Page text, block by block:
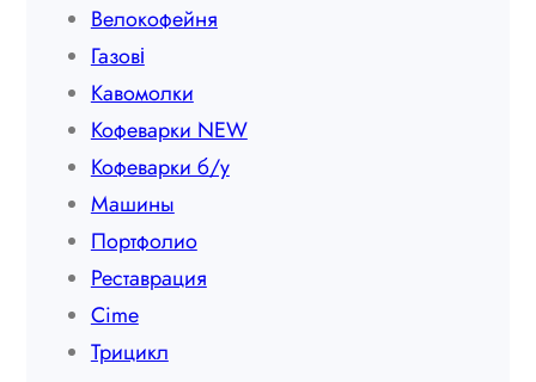
Велокофейня
Газові
Кавомолки
Кофеварки NEW
Кофеварки б/у
Машины
Портфолио
Реставрация
Сime
Трицикл